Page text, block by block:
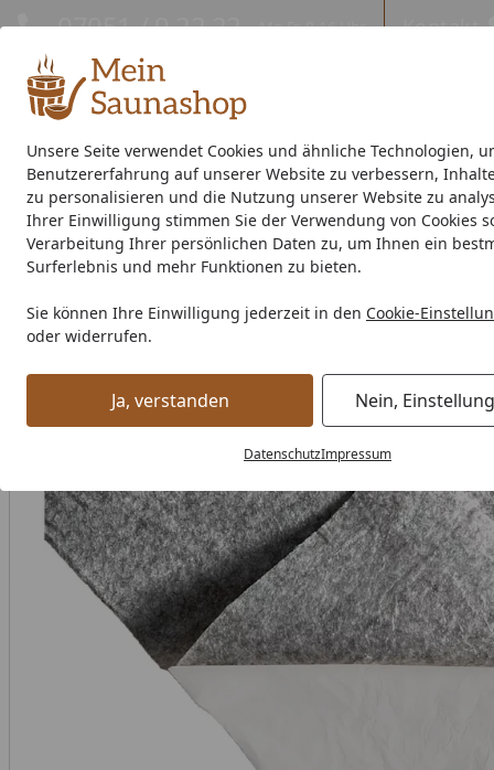
Unsere Seite verwendet Cookies und ähnliche Technologien,
Benutzererfahrung auf unserer Website zu verbessern,
zu personalisieren und die Nutzung unserer Website zu
Ihrer Einwilligung stimmen Sie der Verwendung von Cookies
Verarbeitung Ihrer persönlichen Daten zu, um Ihnen ein
Surferlebnis und mehr Funktionen zu bieten.
Sie können Ihre Einwilligung jederzeit in den Cookie-
oder widerrufen.
Ja, verstanden Nein,
DatenschutzImpressum
07051 / 9 22 22 Mo-Fr. 8-16 Uhr Kontakt
Außensauna Indoor-Sauna Energiespar-Sauna
Saunahersteller % Sale %
Startseite
Karibu Antikondesvlies für Metallgartenhäuser - 1,2 m